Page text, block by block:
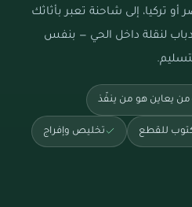
تركيا، إلى شاحنة تعبر بأثاثك
دباب لنقلة داخل الحي — بنفس
من يعاين هو من ينفّذ
للقطع تخليص وإفراج